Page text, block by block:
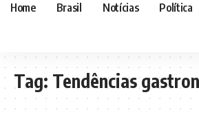
Home Brasil Notícias Política
Tag: Tendências